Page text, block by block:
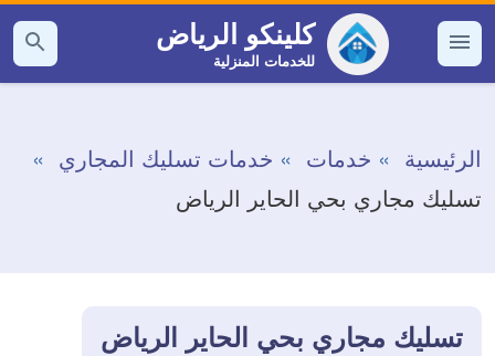
التجاوز
إلى القائمة
كلينكو الرياض
للخدمات المنزلية
بحث
عن
الرئيسية خدمات
خدمات تسليك المجاري
تسليك مجاري بحي الحاير الرياض
تسليك مجاري بحي الحاير الرياض